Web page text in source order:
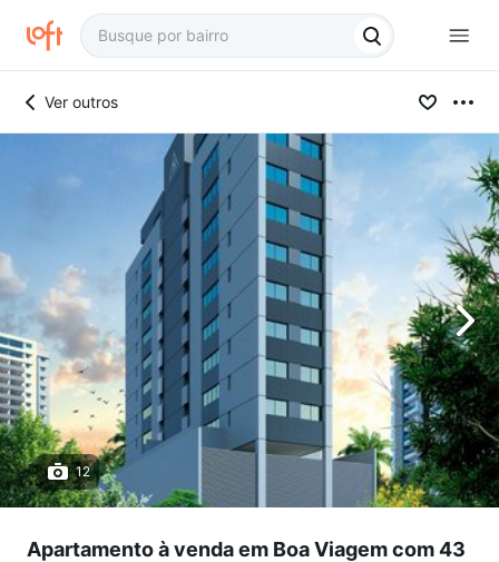
Ver outros
12
Apartamento à venda em Boa Viagem com 43